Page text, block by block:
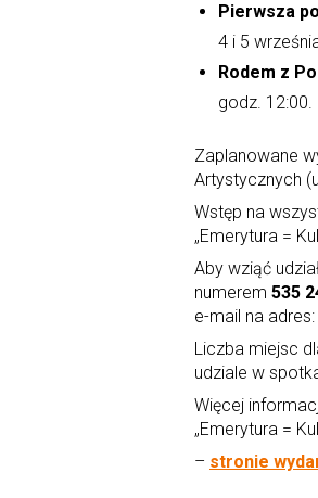
Pierwsza
4 i 5
Rodem z
godz. 12:00.
Zaplanowane
Artystycznych
Wstęp na
„Emerytura =
Aby wziąć
numerem 535
e-mail na adres:
Liczba miejsc
udziale w
Więcej
„Emerytura =
– stronie